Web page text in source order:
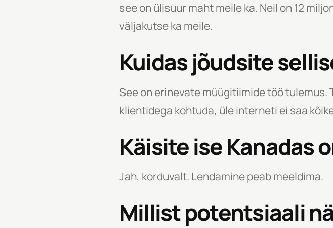
see on ülisuur maht meile ka. Neil on 12
väljakutse ka meile.
Kuidas jõudsite
See on erinevate müügitiimide töö tulemus.
klientidega kohtuda, üle interneti ei saa
Käisite ise Kanadas
Jah, korduvalt. Lendamine peab meeldima.
Millist potentsiaali